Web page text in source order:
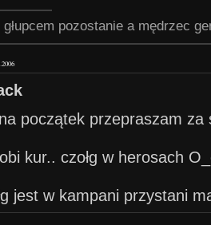
głupcem pozostanie a mędrzec
początek przepraszam za
kur.. czołg w herosach
jest w kampani przystani